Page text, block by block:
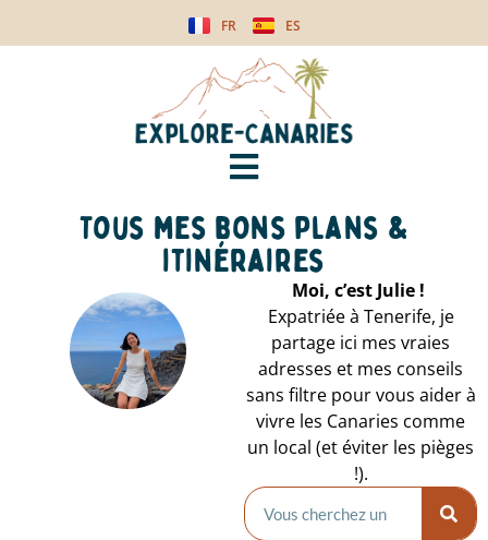
FR ES
Tous mes bons plans &
itinéraires
Moi, c’est Julie !
Expatriée à Tenerife, je
partage ici mes vraies
adresses et mes conseils
sans filtre pour vous aider à
vivre les Canaries comme
un local (et éviter les pièges
!).